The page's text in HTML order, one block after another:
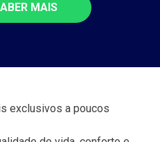
MAIS
exclusivos a poucos